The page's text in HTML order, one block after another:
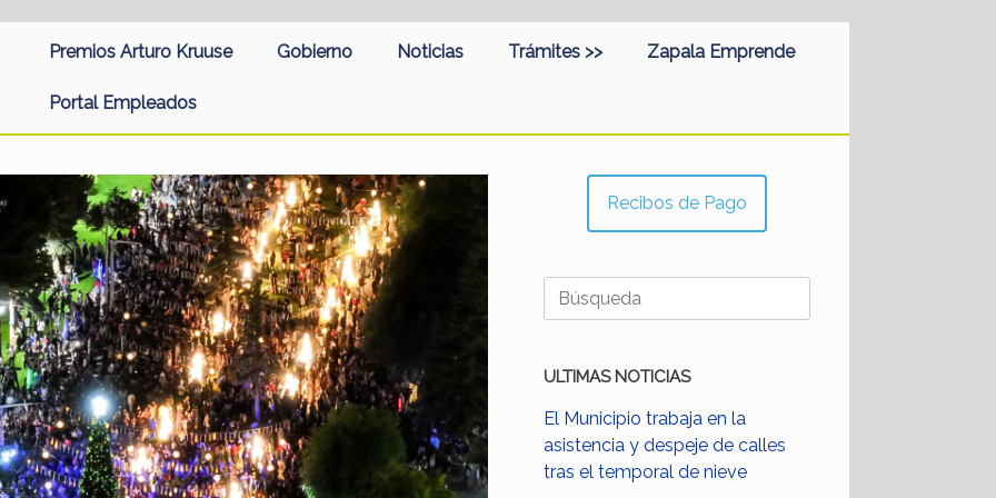
Premios Arturo Kruuse Gobierno Noticias Trámites >> Zapala Emprende
Portal Empleados
Recibos de Pago
Buscar:
ULTIMAS NOTICIAS
El Municipio trabaja en la
asistencia y despeje de calles
tras el temporal de nieve